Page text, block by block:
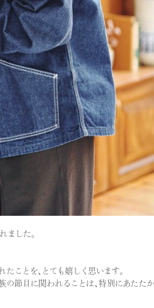
ました。
ことを、とても嬉しく思います。
の節目に関われることは、特別にあたたか